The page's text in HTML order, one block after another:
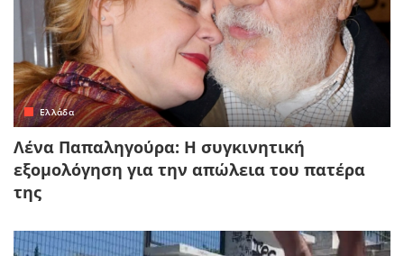
Ελλάδα
Λένα Παπαληγούρα: Η συγκινητική
εξομολόγηση για την απώλεια του πατέρα
της